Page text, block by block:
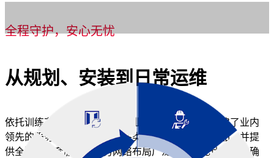
全程守护，安心无忧
从规划、安装到日常运维
依托训练有素、设备精良的专业技术团队，我们构建了业内
领先的服务网络，全面覆盖各类建筑安防及门控产品，并提
供全流程配套服务。服务网络布局广泛，全年无休响应，确